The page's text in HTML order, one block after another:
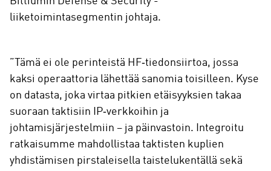
liiketoimintasegmentin johtaja.
”Tämä ei ole perinteistä HF‑tiedonsiirtoa, jossa
kaksi operaattoria lähettää sanomia toisilleen. Kyse
on datasta, joka virtaa pitkien etäisyyksien takaa
suoraan taktisiin IP‑verkkoihin ja
johtamisjärjestelmiin – ja päinvastoin. Integroitu
ratkaisumme mahdollistaa taktisten kuplien
yhdistämisen pirstaleisella taistelukentällä sekä